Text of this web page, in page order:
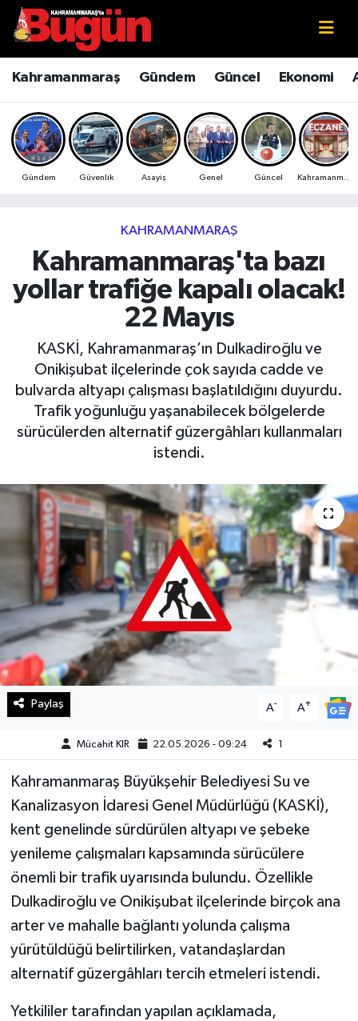
Kahramanmaraş Gündem Güncel Ekonomi
Gündem Güvenlik Asayiş Genel Güncel
KAHRAMANMARAŞ
Kahramanmaraş'ta bazı
yollar trafiğe kapalı olacak!
22 Mayıs
KASKİ, Kahramanmaraş’ın Dulkadiroğlu ve
Onikişubat ilçelerinde çok sayıda cadde ve
bulvarda altyapı çalışması başlatıldığını duyurdu.
Trafik yoğunluğu yaşanabilecek bölgelerde
sürücülerden alternatif güzergâhları kullanmaları
istendi.
Paylaş A- A+
Mücahit KIR 22.05.2026 - 09:24 1
Kahramanmaraş Büyükşehir Belediyesi Su ve
Kanalizasyon İdaresi Genel Müdürlüğü (KASKİ),
kent genelinde sürdürülen altyapı ve şebeke
yenileme çalışmaları kapsamında sürücülere
önemli bir trafik uyarısında bulundu. Özellikle
Dulkadiroğlu ve Onikişubat ilçelerinde birçok ana
arter ve mahalle bağlantı yolunda çalışma
yürütüldüğü belirtilirken, vatandaşlardan
alternatif güzergâhları tercih etmeleri istendi.
Yetkililer tarafından yapılan açıklamada,
Kahramanmaraş
Kahramanmaraş Sokak Röportajları
Bilim ve Teknoloji
Çevre
Ekonomi
Güncel
Haberde İnsan
Kültür Sanat
Manşet Altı
Manşetler
Resmi İlan
Sağlık
Spor
SürManşet
KAHRAMANMARAŞ
Kahramanmaraş Nöbetçi Eczaneler
Kahramanmaraş Hava Durumu
Kahramanmaraş Namaz Vakitleri
Kahramanmaraş Trafik Yoğunluk Haritası
Süper Lig Puan Durumu ve Fikstür
Tüm Manşetler
Son Dakika Haberleri
Haber Arşivi